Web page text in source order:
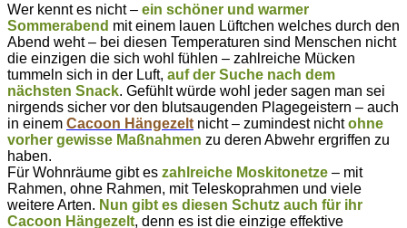
Wer kennt es nicht – ein schöner und warmer
Sommerabend mit einem lauen Lüftchen welches durch den
Abend weht – bei diesen Temperaturen sind Menschen nicht
die einzigen die sich wohl fühlen – zahlreiche Mücken
tummeln sich in der Luft, auf der Suche nach dem
nächsten Snack. Gefühlt würde wohl jeder sagen man sei
nirgends sicher vor den blutsaugenden Plagegeistern – auch
in einem Cacoon Hängezelt nicht – zumindest nichtohne
vorher gewisse Maßnahmen zu deren Abwehr ergriffen zu
haben.
Für Wohnräume gibt es zahlreiche Moskitonetze – mit
Rahmen, ohne Rahmen, mit Teleskoprahmen und viele
weitere Arten. Nun gibt es diesen Schutz auch für ihr
Cacoon Hängezelt, denn es ist die einzige effektive